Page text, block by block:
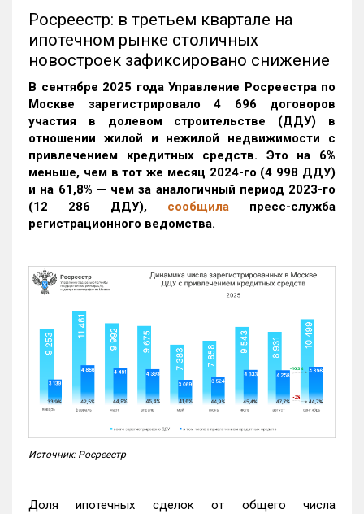
Росреестр: в третьем квартале на
ипотечном рынке столичных
новостроек зафиксировано снижение
В сентябре 2025 года Управление Росреестра по
Москве зарегистрировало 4 696 договоров
участия в долевом строительстве (ДДУ) в
отношении жилой и нежилой недвижимости с
привлечением кредитных средств. Это на 6%
меньше, чем в тот же месяц 2024-го (4 998 ДДУ)
и на 61,8% — чем за аналогичный период 2023-го
(12 286 ДДУ), сообщила пресс-служба
регистрационного ведомства.
Источник: Росреестр
Доля ипотечных сделок от общего числа